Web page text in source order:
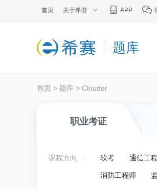
首页 关于希赛 APP
题库
首页 > 题库 > Clouder
职业考证
课程方向 软考 通信工
消防工程师